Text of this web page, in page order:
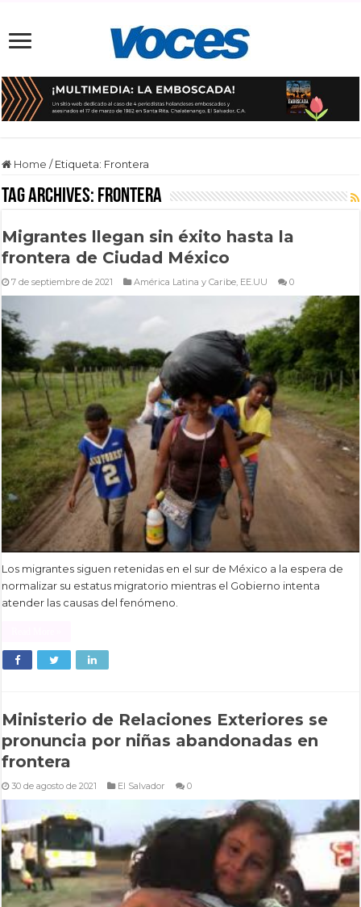
Home / Etiqueta: Frontera
Tag Archives: Frontera
Migrantes llegan sin éxito hasta la
frontera de Ciudad México
7 de septiembre de 2021 América Latina y Caribe, EE.UU 0
Los migrantes siguen retenidas en el sur de México a la espera de
normalizar su estatus migratorio mientras el Gobierno intenta
atender las causas del fenómeno.
Ministerio de Relaciones Exteriores se
pronuncia por niñas abandonadas en
frontera
30 de agosto de 2021 El Salvador 0